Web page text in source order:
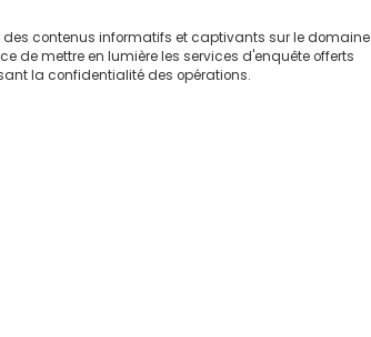
des contenus informatifs et captivants sur le domaine
de mettre en lumière les services d'enquête offerts
la confidentialité des opérations.